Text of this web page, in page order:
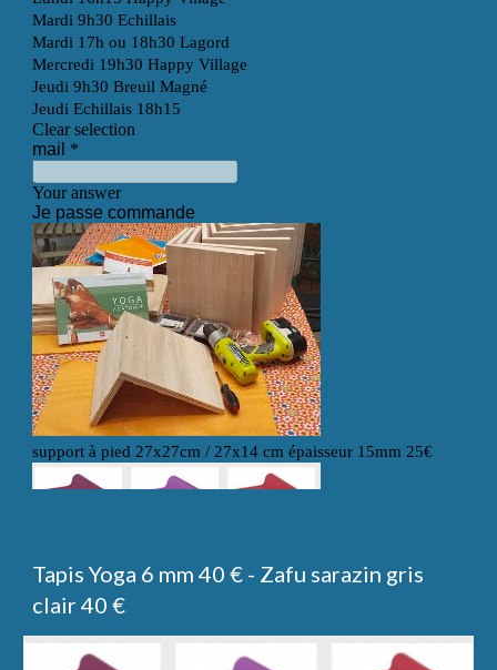
Tapis Yoga 6 mm 40 € - Zafu sarazin gris
clair 40 €